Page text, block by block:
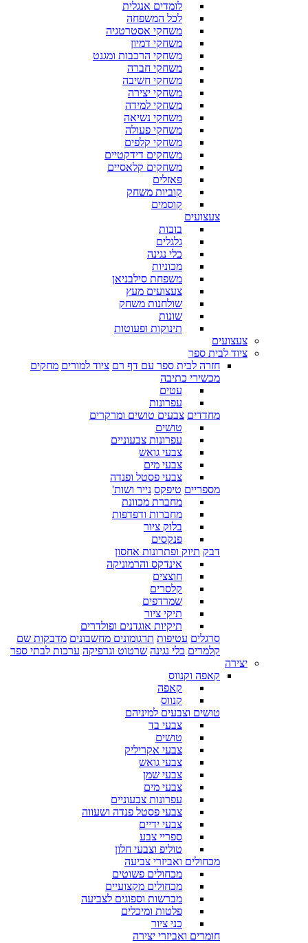
לומדים אנגלית
לכל המשפחה
משחקי אסטרטגיה
משחקי דמיון
משחקי הרכבות ומגנט
משחקי חברה
משחקי חשיבה
משחקי יצירה
משחקי למידה
משחקי נשיאה
משחקי פעולה
משחקי קלפים
משחקים דידקטיים
משחקים קלאסיים
פאזלים
קוביות משחק
קוסמים
צעצועים
בובות
גלגלים
כלי נגינה
מכוניות
משפחת סילבניאן
צעצועים מעץ
שולחנות משחק
שונות
תינוקות ופעוטות
צעצועים
ציוד לבית ספר
חזרה לבית ספר עם דף רם ציוד למורים מחקים
מכשירי כתיבה
עטים
עפרונות
מחדדים צבעים טושים ומרקרים
טושים
עפרונות צבעוניים
צבעי גואש
צבעי מים
צבעי פסטל ופנדה
מספריים טיפקס נייר ושות'
מחברת מכוונת
מחברות ודפדפות
בלוק ציור
פנקסים
דבק תיוק ופתרונות אחסון
אינדקס והרמוניקה
חוצצים
קלסרים
שמרדפים
תיקי ציור
תיקיות אוגדנים ופולדרים
סרגלים עטיפות תרגומונים מחשבונים מדבקות שם
קלמרים כלי נגינה שרטוט וגרפיקה ערכות לבתי ספר
יצירה
קאפה וקנווס
קאפה
קנווס
טושים וצבעים למיניהם
צבעי בד
טושים
צבעי אקריליק
צבעי גואש
צבעי שמן
צבעי מים
עפרונות צבעוניים
צבעי פסטל פנדה ושעווה
צבעי ידיים
ספריי צבע
טוליפ וצבעי חלון
מכחולים ואביזרי צביעה
מכחולים פשוטים
מכחולים מקצועיים
מברשות וספוגים לצביעה
פלטות ומיכלים
כני ציור
חומרים ואביזרי יצירה